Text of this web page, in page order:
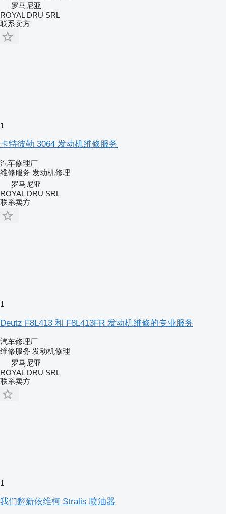
罗马尼亚
ROYAL DRU SRL
联系卖方
1
卡特彼勒 3064 发动机维修服务
汽车修理厂
维修服务 发动机修理
罗马尼亚
ROYAL DRU SRL
联系卖方
1
Deutz F8L413 和 F8L413FR 发动机维修的专业服务
汽车修理厂
维修服务 发动机修理
罗马尼亚
ROYAL DRU SRL
联系卖方
1
我们翻新依维柯 Stralis 喷油器